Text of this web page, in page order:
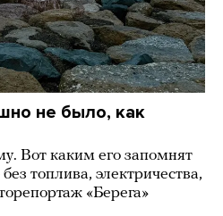
не было, как
Вот каким его запомнят
топлива, электричества,
«Берега»